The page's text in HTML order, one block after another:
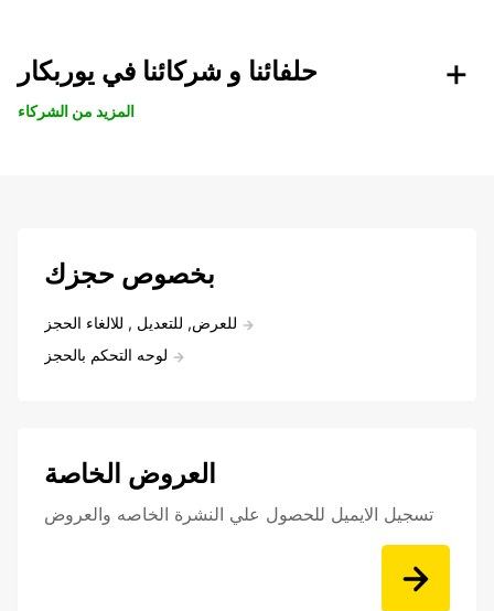
حلفائنا و شركائنا في يوربكار
المزيد من الشركاء
بخصوص حجزك
للعرض, للتعديل , للالغاء الحجز
لوحه التحكم بالحجز
العروض الخاصة
تسجيل الايميل للحصول علي النشرة الخاصه والعروض